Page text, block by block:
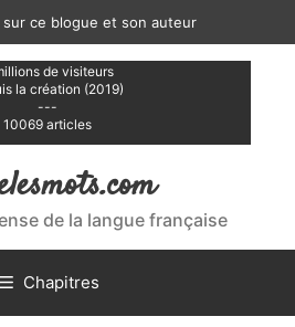
sur ce blogue et son auteur
de visiteurs
la création (2019)
---
10069 articles
de la langue française
Chapitres